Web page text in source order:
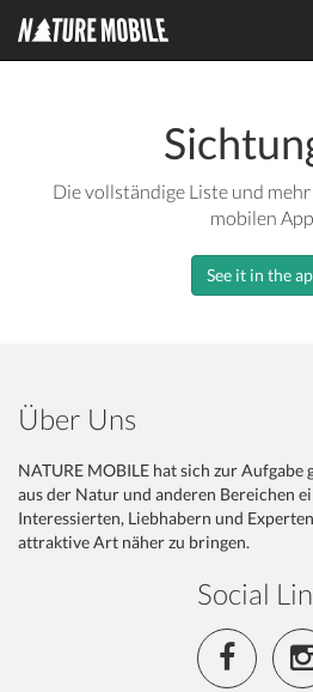
Die vollständige Liste und
mobilen
See it in the
Über Uns
NATURE MOBILE hat sich zur Aufgabe
aus der Natur und anderen Bereichen
Interessierten, Liebhabern und
attraktive Art näher zu bringen.
Social